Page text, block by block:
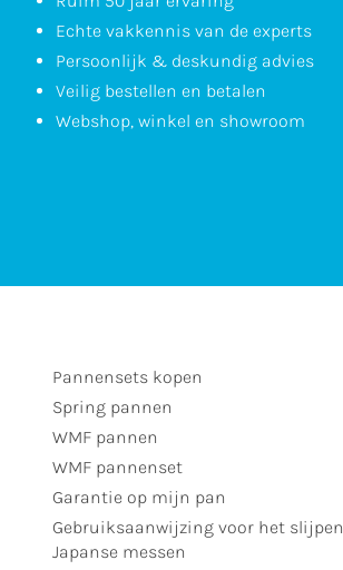
Echte vakkennis van de experts
Persoonlijk & deskundig advies
Veilig bestellen en betalen
Webshop, winkel en showroom
Pannensets kopen
Spring pannen
WMF pannen
WMF pannenset
Garantie op mijn pan
Gebruiksaanwijzing voor het slijpen
Japanse messen